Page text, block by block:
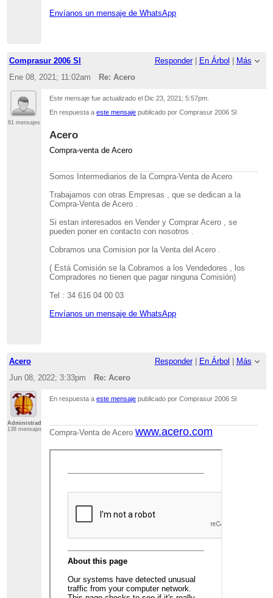
Envíanos un mensaje de WhatsApp
Comprasur 2006 Sl Responder| En Árbol
Más
Ene 08, 2021; 11:02am
Re: Acero
61 mensajes
Este mensaje fue actualizado el Dic 23, 2021; 5:57pm
En respuesta aeste mensaje publicado por Comprasur 2006 Sl
Acero
Compra-venta de Acero
Somos Intermediarios de la Compra-Venta de Acero
Trabajamos con otras Empresas , que se dedican a la
Compra-Venta de Acero .
Si estan interesados en Vender y Comprar Acero , se
pueden poner en contacto con nosotros .
Cobramos una Comision por la Venta del Acero .
( Está Comisión se la Cobramos a los Vendedores , los
Compradores no tienen que pagar ninguna Comisión)
Tel : 34 616 04 00 03
Envíanos un mensaje de WhatsApp
Acero Responder| En Árbol
Más
Jun 08, 2022; 3:33pm
Re: Acero
Administrador
138 mensajes
En respuesta aeste mensaje publicado por Comprasur 2006 Sl
Compra-Venta de Acerowww.acero.com